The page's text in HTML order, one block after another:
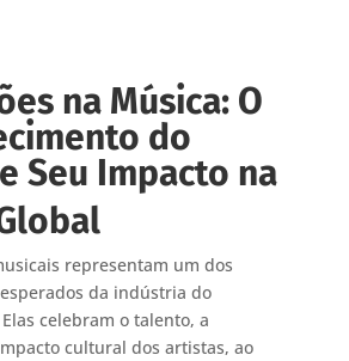
na Música: O
do
Seu Impacto na
representam um dos
da indústria do
celebram o talento, a
cultural dos artistas, ao